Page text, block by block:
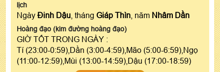
lịch
Ngày Đinh Dậu , tháng Giáp Thìn , năm Nhâm Dần
Hoàng đạo (kim đường hoàng đạo)
GIỜ TỐT TRONG NGÀY :
Tí (23:00-0:59),Dần (3:00-4:59),Mão (5:00-6:59),Ngọ
(11:00-12:59),Mùi (13:00-14:59),Dậu (17:00-18:59)